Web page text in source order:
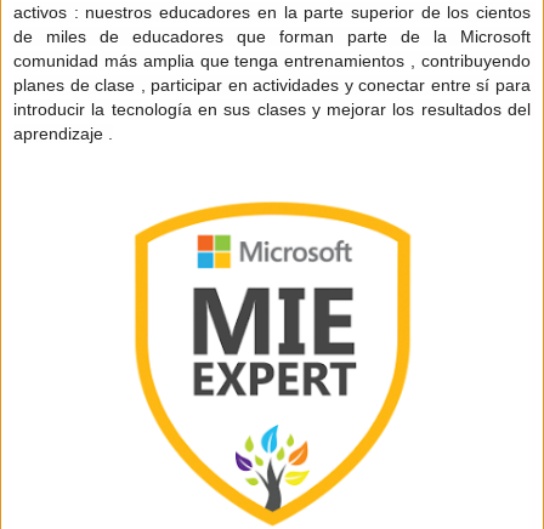
activos : nuestros educadores en la parte superior de los cientos
de miles de educadores que forman parte de la Microsoft
comunidad más amplia que tenga entrenamientos , contribuyendo
planes de clase , participar en actividades y conectar entre sí para
introducir la tecnología en sus clases y mejorar los resultados del
aprendizaje .﻿